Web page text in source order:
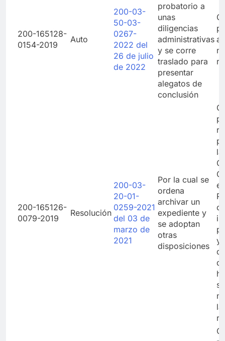
200-165128-
0154-2019
Auto
200-03-
50-03-
0267-
2022 del
26 de julio
de 2022
probatorio a
unas
diligencias
administrativas
y se corre
traslado para
presentar
alegatos de
conclusión
200-165126-
0079-2019
Resolución
200-03-
20-01-
0259-2021
del 03 de
marzo de
2021
Por la cual se
ordena
archivar un
expediente y
se adoptan
otras
disposiciones
el
y